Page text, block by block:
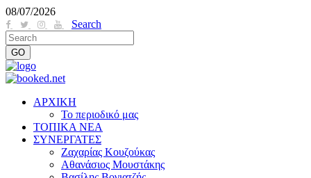
08/07/2026
Search
ΑΡΧΙΚΗ
Το περιοδικό μας
ΤΟΠΙΚΑ ΝΕΑ
ΣΥΝΕΡΓΑΤΕΣ
Ζαχαρίας Κουζούκας
Αθανάσιος Μουστάκης